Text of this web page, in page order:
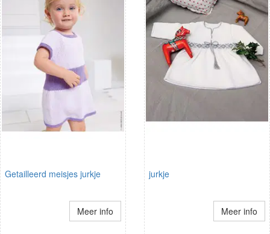
Getailleerd meisjes jurkje
Meer info
jurkje
Meer info